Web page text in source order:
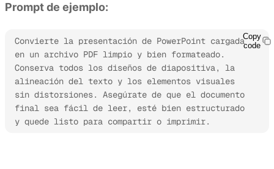
Prompt de ejemplo:
Convierte la presentación de PowerPoint cargada
en un archivo PDF limpio y bien formateado.
Conserva todos los diseños de diapositiva, la
alineación del texto y los elementos visuales
sin distorsiones. Asegúrate de que el documento
final sea fácil de leer, esté bien estructurado
y quede listo para compartir o imprimir.
Copy
code